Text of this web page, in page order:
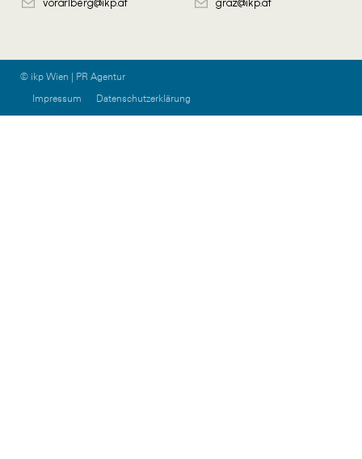
vorarlberg@ikp.at
graz@ikp.at
© ikp Wien | PR Agentur
Impressum
Datenschutzerklärung